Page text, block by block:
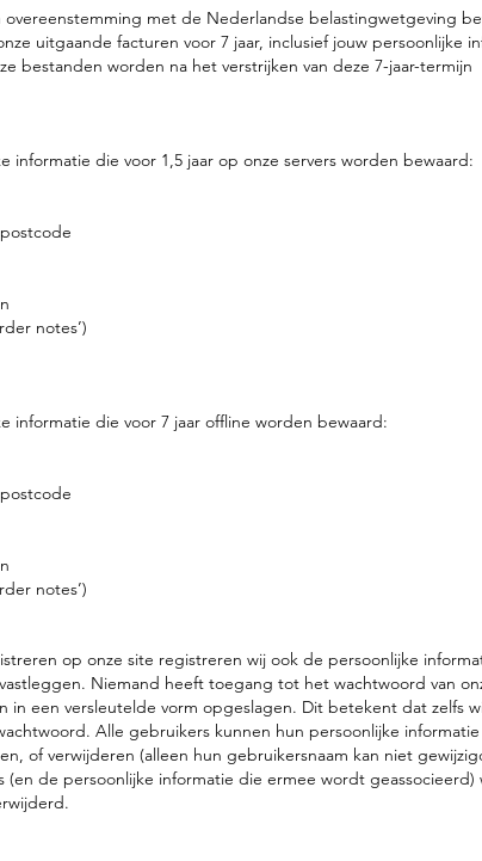
met de Nederlandse belastingwetgeving
uitgaande facturen voor 7 jaar, inclusief jouw persoonlijke
bestanden worden na het verstrijken van deze 7-jaar-termijn
informatie die voor 1,5 jaar op onze servers worden bewaard:
notes’)
informatie die voor 7 jaar offline worden bewaard:
notes’)
op onze site registreren wij ook de persoonlijke
Niemand heeft toegang tot het wachtwoord van
in een versleutelde vorm opgeslagen. Dit betekent dat zelfs
Alle gebruikers kunnen hun persoonlijke
of verwijderen (alleen hun gebruikersnaam kan niet
(en de persoonlijke informatie die ermee wordt geassocieerd)